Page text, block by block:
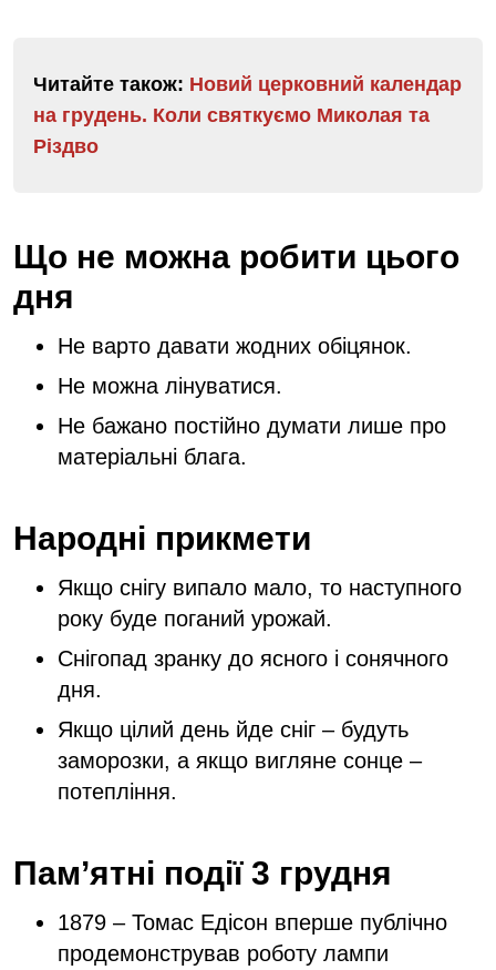
Читайте також: Новий церковний календар
на грудень. Коли святкуємо Миколая та
Різдво
Що не можна робити цього
дня
Не варто давати жодних обіцянок.
Не можна лінуватися.
Не бажано постійно думати лише про
матеріальні блага.
Народні прикмети
Якщо снігу випало мало, то наступного
року буде поганий урожай.
Снігопад зранку до ясного і сонячного
дня.
Якщо цілий день йде сніг – будуть
заморозки, а якщо вигляне сонце –
потепління.
Пам’ятні події 3 грудня
1879 – Томас Едісон вперше публічно
продемонстрував роботу лампи